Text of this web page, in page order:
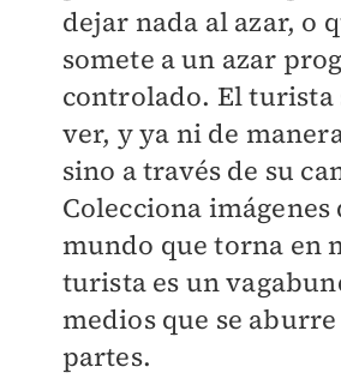
dejar nada al azar, o
somete a un azar
controlado. El turista
ver, y ya ni de
sino a través de su
Colecciona imágenes
mundo que torna en
turista es un
medios que se
partes.